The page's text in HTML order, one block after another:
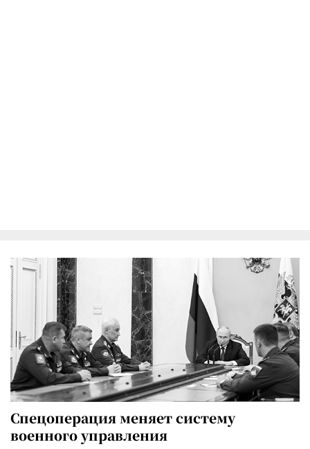
Спецоперация меняет систему
военного управления